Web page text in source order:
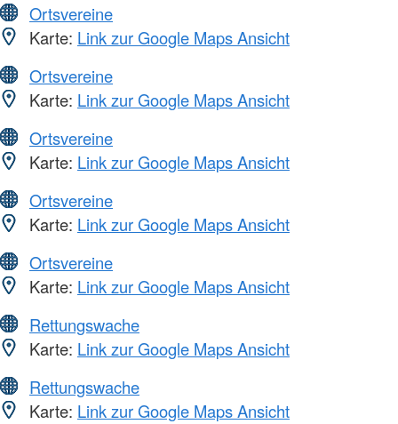
Ortsvereine
Karte: Link zur Google Maps Ansicht
Ortsvereine
Karte: Link zur Google Maps Ansicht
Ortsvereine
Karte: Link zur Google Maps Ansicht
Ortsvereine
Karte: Link zur Google Maps Ansicht
Ortsvereine
Karte: Link zur Google Maps Ansicht
Rettungswache
Karte: Link zur Google Maps Ansicht
Rettungswache
Karte: Link zur Google Maps Ansicht